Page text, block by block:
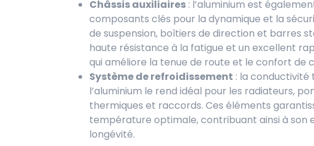
Châssis auxiliaires : l’aluminium est
composants clés pour la dynamique et la
de suspension, boîtiers de direction et barres
haute résistance à la fatigue et un excellent
qui améliore la tenue de route et le confort de
Système de refroidissement : la conductivité
l’aluminium le rend idéal pour les radiateurs,
thermiques et raccords. Ces éléments
température optimale, contribuant ainsi à son
longévité.